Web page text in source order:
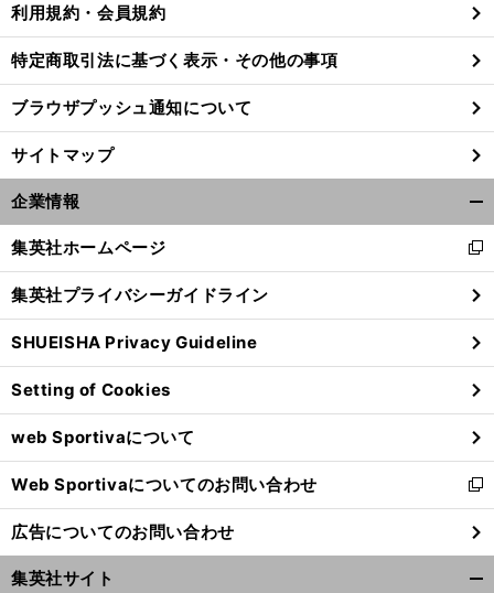
。
々
前
利用規約・会員規約
特定商取引法に基づく表示・その他の事項
ブラウザプッシュ通知について
サイトマップ
企業情報
閉
る
集英社ホームページ
新
し
い
ウ
ィ
ン
ド
ウ
で
開
く
集英社プライバシーガイドライン
SHUEISHA Privacy Guideline
Setting of Cookies
web Sportivaについて
Web Sportivaについてのお問い合わせ
新
し
い
ウ
ィ
広告についてのお問い合わせ
集英社サイト